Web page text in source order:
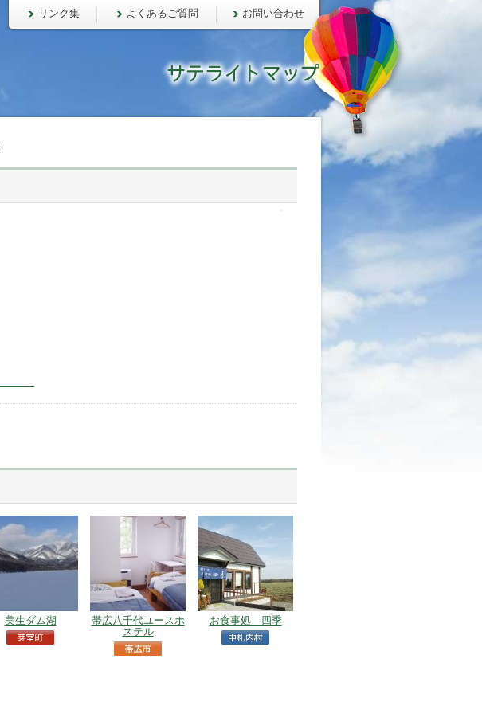
リンク集 よくあるご質問 お問い合わせ
美生ダム湖
帯広八千代ユースホ
ステル
お食事処 四季